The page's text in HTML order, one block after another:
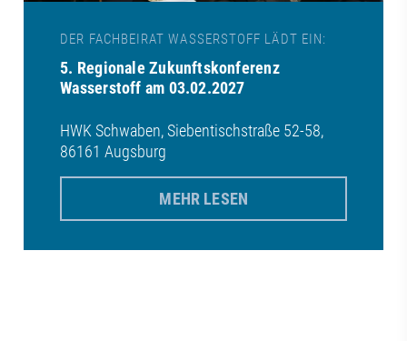
DER FACHBEIRAT WASSERSTOFF LÄDT EIN:
5. Regionale Zukunftskonferenz
Wasserstoff am 03.02.2027
HWK Schwaben, Siebentischstraße 52-58,
86161 Augsburg
MEHR LESEN